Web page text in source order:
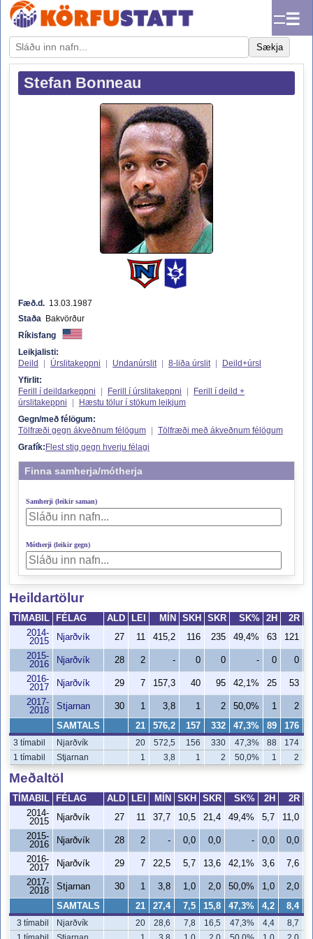
☰
Sækja
Stefan Bonneau
Fæð.d. 13.03.1987
Staða Bakvörður
Ríkisfang
Leikjalisti:
Deild
Úrslitakeppni Undanúrslit 8-liða úrslit
Deild+úrsl
Yfirlit:
Ferill í deildarkeppni
Ferill í úrslitakeppni
Ferill í deild +
úrslitakeppni
Hæstu tölur í stökum leikjum
Gegn/með félögum:
Tölfræði gegn ákveðnum félögum
Tölfræði með ákveðnum félögum
Grafík: Flest stig gegn hverju félagi
Finna samherja/mótherja
Samherji (leikir saman)
Mótherji (leikir gegn)
Heildartölur
TÍMABIL FÉLAG ALD LEI MÍN SKH SKR SK% 2H
2R
2014-
2015
Njarðvík 27 11 415,2 116 235 49,4% 63 121
2015-
2016
Njarðvík 28 2 - 0 0 - 0
0
2016-
2017
Njarðvík 29 7 157,3 40 95 42,1% 25 53
2017-
2018
Stjarnan 30 1 3,8 1 2 50,0% 1 2
SAMTALS 21 576,2 157 332 47,3% 89 176
3 tímabil Njarðvík 20 572,5 156 330 47,3% 88 174
1 tímabil
Stjarnan 1 3,8 1 2 50,0% 1 2
Meðaltöl
TÍMABIL FÉLAG ALD LEI MÍN SKH SKR SK% 2H
2R
2014-
2015
Njarðvík 27 11 37,7 10,5 21,4 49,4% 5,7 11,0
2015-
2016
Njarðvík 28 2 - 0,0 0,0 - 0,0
0,0
2016-
2017
Njarðvík 29 7 22,5 5,7 13,6 42,1% 3,6 7,6
2017-
2018
Stjarnan 30 1 3,8 1,0 2,0 50,0% 1,0 2,0
SAMTALS 21 27,4 7,5 15,8 47,3% 4,2 8,4
3 tímabil Njarðvík 20 28,6 7,8 16,5 47,3% 4,4 8,7